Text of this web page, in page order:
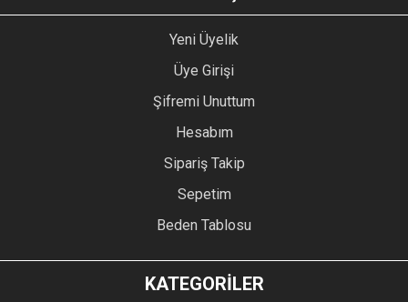
Yeni Üyelik
Üye Girişi
Şifremi Unuttum
Hesabım
Sipariş Takip
Sepetim
Beden Tablosu
KATEGORİLER